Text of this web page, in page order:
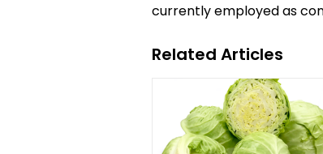
currently employed as
Related Articles